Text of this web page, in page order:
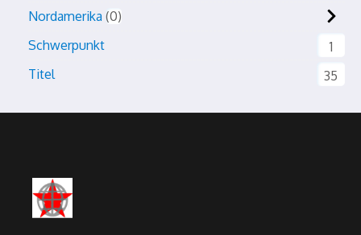
Nordamerika 0
Schwerpunkt
1
Titel
35